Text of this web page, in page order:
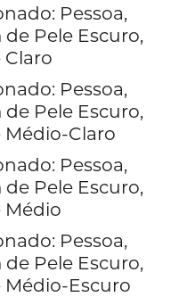
Pessoa,
de Pele Escuro,
Claro
Pessoa,
de Pele Escuro,
Médio-Claro
Pessoa,
de Pele Escuro,
Médio
Pessoa,
de Pele Escuro,
Médio-Escuro